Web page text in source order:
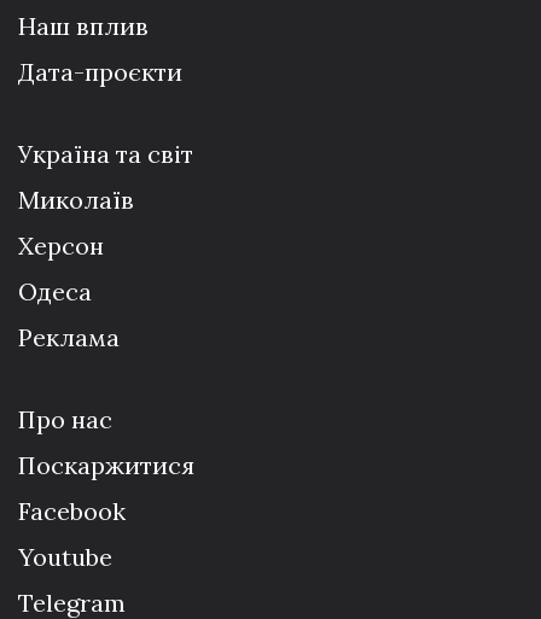
Наш вплив
Дата-проєкти
Україна та світ
Миколаїв
Херсон
Одеса
Реклама
Про нас
Поскаржитися
Facebook
Youtube
Telegram